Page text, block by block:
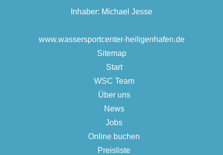
Inhaber: Michael Jesse
www.wassersportcenter-heiligenhafen.de
Sitemap
Start
WSC Team
Über uns
News
Jobs
Online buchen
Preisliste